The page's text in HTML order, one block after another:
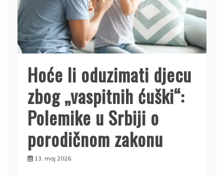
Hoće li oduzimati djecu
zbog „vaspitnih ćuški“:
Polemike u Srbiji o
porodičnom zakonu
13. maj 2026.